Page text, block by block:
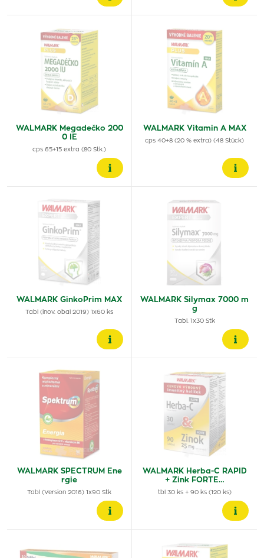
WALMARK Megadečko 200
0 IE
cps 65+15 extra (80 Stk.)
WALMARK Vitamin A MAX
cps 40+8 (20 % extra) (48 Stück)
WALMARK GinkoPrim MAX
Tabl (inov. obal 2019) 1x60 ks
WALMARK Silymax 7000 m
g
Tabl. 1x30 Stk
WALMARK SPECTRUM Ene
rgie
Tabl (Version 2016) 1x90 Stk
WALMARK Herba-C RAPID
+ Zink FORTE…
tbl 30 ks + 90 ks (120 ks)